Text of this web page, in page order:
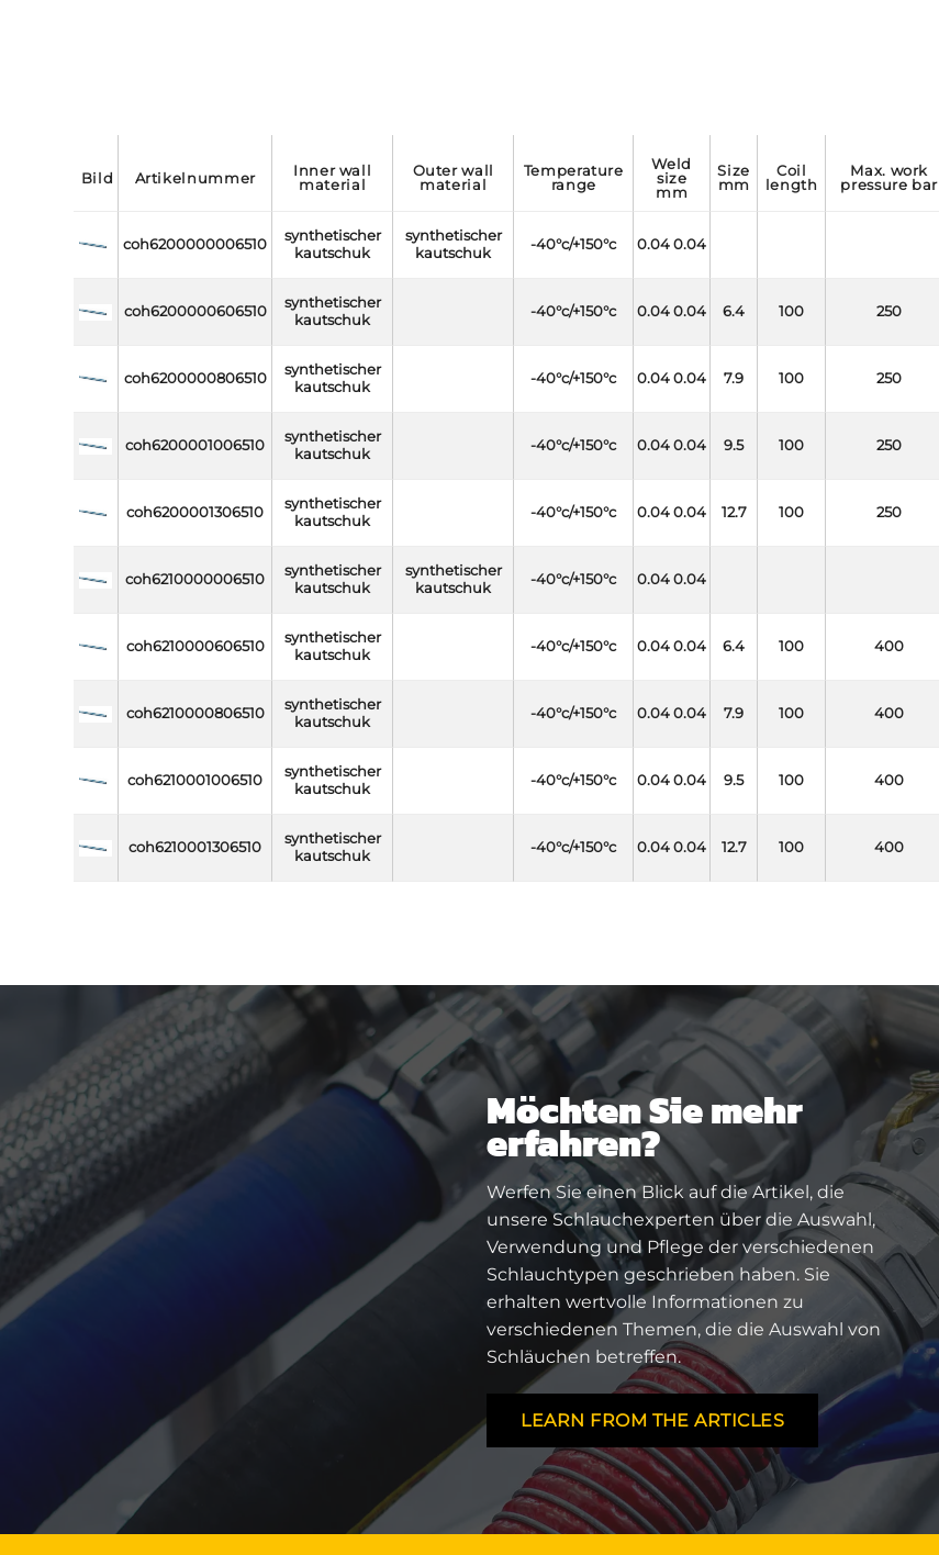
bild artikelnummer
inner wall
material
outer wall
material
temperature
range
weld
size
mm
size
mm
coil
length
max. work
pressure bar
coh6200000006510
synthetischer
kautschuk
synthetischer
kautschuk
-40°c/+150°c 0.04 0.04
coh6200000606510
synthetischer
kautschuk
-40°c/+150°c 0.04 0.04 6.4 100 250
coh6200000806510
synthetischer
kautschuk
-40°c/+150°c 0.04 0.04 7.9 100 250
coh6200001006510
synthetischer
kautschuk
-40°c/+150°c 0.04 0.04 9.5 100 250
coh6200001306510
synthetischer
kautschuk
-40°c/+150°c 0.04 0.04 12.7 100 250
coh6210000006510
synthetischer
kautschuk
synthetischer
kautschuk
-40°c/+150°c 0.04 0.04
coh6210000606510
synthetischer
kautschuk
-40°c/+150°c 0.04 0.04 6.4 100 400
coh6210000806510
synthetischer
kautschuk
-40°c/+150°c 0.04 0.04 7.9 100 400
coh6210001006510
synthetischer
kautschuk
-40°c/+150°c 0.04 0.04 9.5 100 400
coh6210001306510
synthetischer
kautschuk
-40°c/+150°c 0.04 0.04 12.7 100 400
Möchten Sie mehr
erfahren?
Werfen Sie einen Blick auf die Artikel, die
unsere Schlauchexperten über die Auswahl,
Verwendung und Pflege der verschiedenen
Schlauchtypen geschrieben haben. Sie
erhalten wertvolle Informationen zu
verschiedenen Themen, die die Auswahl von
Schläuchen betreffen.
LEARN FROM THE ARTICLES